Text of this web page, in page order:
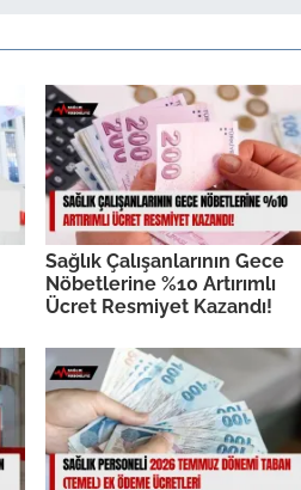
Sağlık Çalışanlarının Gece
Nöbetlerine %10 Artırımlı
Ücret Resmiyet Kazandı!